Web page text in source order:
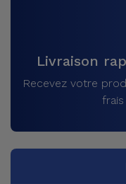
Livraison
Recevez votre